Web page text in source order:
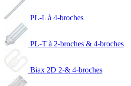
PL-L à 4-broches
PL-T à 2-broches & 4-broches
Biax 2D 2-& 4-broches